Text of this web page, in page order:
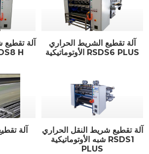
آلة تقطيع
آلة تقطيع الشريط الحراري
الأوتوماتيكية RSDS6 PLUS
آلة
آلة تقطيع شريط النقل الحراري
شبه الأوتوماتيكية RSDS1
PLUS